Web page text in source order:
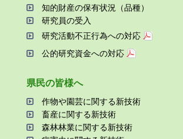
知的財産の保有状況（品種）
研究員の受⼊
研究活動不正⾏為への対応
公的研究資金への対応
県⺠の皆様へ
作物や園芸に関する新技術
畜産に関する新技術
森林林業に関する新技術